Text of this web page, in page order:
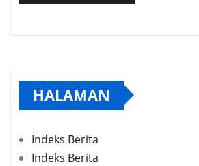
HALAMAN
Indeks Berita
Indeks Berita